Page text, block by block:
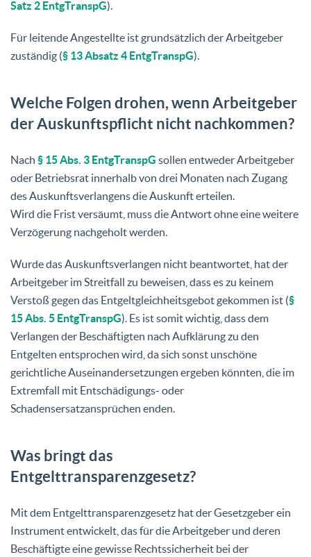
Satz 2 EntgTranspG).
Für leitende Angestellte ist grundsätzlich der Arbeitgeber
zuständig (§ 13 Absatz 4 EntgTranspG).
Welche Folgen drohen, wenn Arbeitgeber
der Auskunftspflicht nicht nachkommen?
Nach § 15 Abs. 3 EntgTranspG sollen entweder Arbeitgeber
oder Betriebsrat innerhalb von drei Monaten nach Zugang
des Auskunftsverlangens die Auskunft erteilen.
Wird die Frist versäumt, muss die Antwort ohne eine weitere
Verzögerung nachgeholt werden.
Wurde das Auskunftsverlangen nicht beantwortet, hat der
Arbeitgeber im Streitfall zu beweisen, dass es zu keinem
Verstoß gegen das Entgeltgleichheitsgebot gekommen ist (§
15 Abs. 5 EntgTranspG). Es ist somit wichtig, dass dem
Verlangen der Beschäftigten nach Aufklärung zu den
Entgelten entsprochen wird, da sich sonst unschöne
gerichtliche Auseinandersetzungen ergeben könnten, die im
Extremfall mit Entschädigungs- oder
Schadensersatzansprüchen enden.
Was bringt das
Entgelttransparenzgesetz?
Mit dem Entgelttransparenzgesetz hat der Gesetzgeber ein
Instrument entwickelt, das für die Arbeitgeber und deren
Beschäftigte eine gewisse Rechtssicherheit bei der